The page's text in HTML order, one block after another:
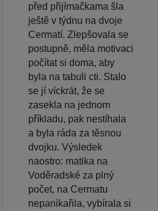
před přijímačkama šla
ještě v týdnu na dvoje
Cermatí. Zlepšovala se
postupně, měla motivaci
počítat si doma, aby
byla na tabuli cti. Stalo
se jí víckrát, že se
zasekla na jednom
příkladu, pak nestíhala
a byla ráda za těsnou
dvojku. Výsledek
naostro: matika na
Voděradské za plný
počet, na Cermatu
nepanikařila, vybírala si